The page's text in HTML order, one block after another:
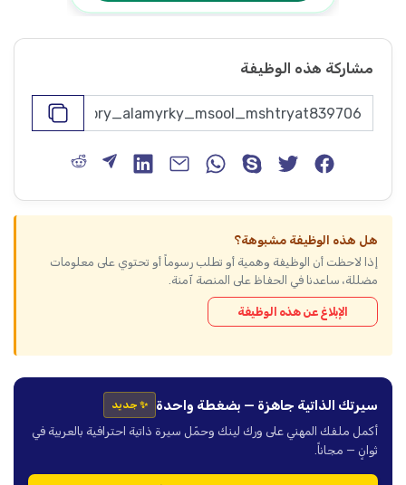
مشاركة هذه الوظيفة
هل هذه الوظيفة مشبوهة؟
إذا لاحظت أن الوظيفة وهمية أو تطلب رسوماً أو تحتوي على معلومات
مضللة، ساعدنا في الحفاظ على المنصة آمنة.
الإبلاغ عن هذه الوظيفة
سيرتك الذاتية جاهزة — بضغطة واحدة ✨ جديد
أكمل ملفك المهني على ورك لينك وحمّل سيرة ذاتية احترافية بالعربية في
ثوانٍ — مجاناً.